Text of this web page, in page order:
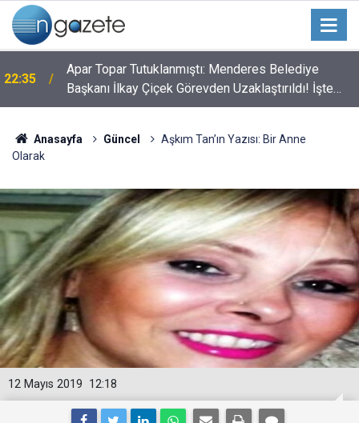
22:35
Apar Topar Tutuklanmıştı: Menderes Belediye
Başkanı İlkay Çiçek Görevden Uzaklaştırıldı! İşte
Alınan Kararın Perde Arkası
Anasayfa Güncel
Aşkım Tan’ın Yazısı: Bir Anne
Olarak
12:18
12 Mayıs 2019